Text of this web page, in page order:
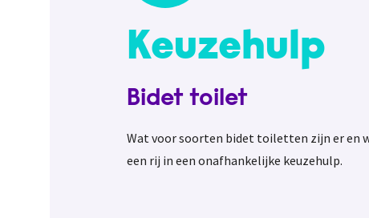
Keuzehulp
Bidet toilet
Wat voor soorten bidet toiletten zijn er en
een rij in een onafhankelijke keuzehulp.